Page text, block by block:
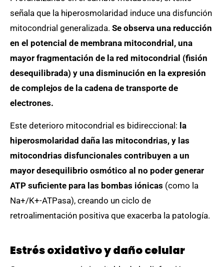
señala que la hiperosmolaridad induce una disfunción
mitocondrial generalizada. Se observa una reducción
en el potencial de membrana mitocondrial, una
mayor fragmentación de la red mitocondrial (fisión
desequilibrada) y una disminución en la expresión
de complejos de la cadena de transporte de
electrones.
Este deterioro mitocondrial es bidireccional: la
hiperosmolaridad daña las mitocondrias, y las
mitocondrias disfuncionales contribuyen a un
mayor desequilibrio osmótico al no poder generar
ATP suficiente para las bombas iónicas (como la
Na+/K+-ATPasa), creando un ciclo de
retroalimentación positiva que exacerba la patología.
Estrés oxidativo y daño celular